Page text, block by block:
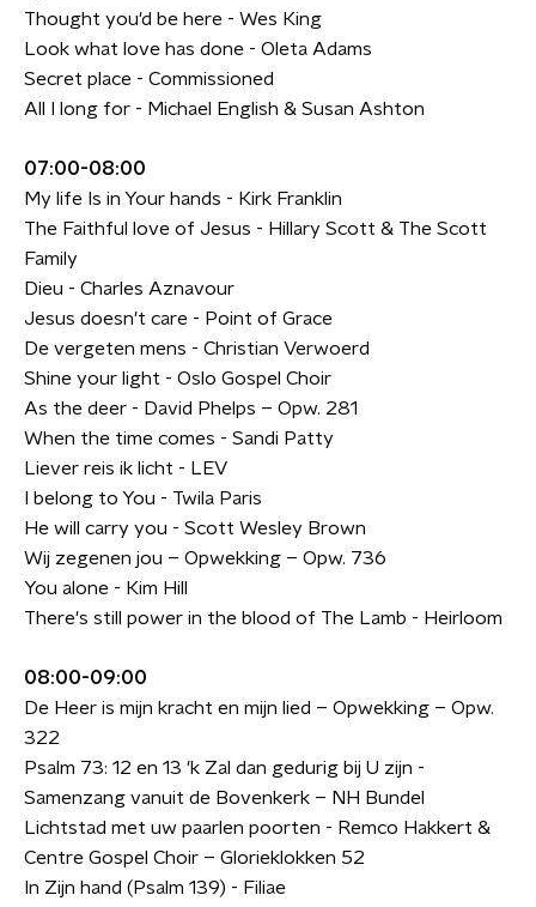
Thought you'd be here - Wes King
Look what love has done - Oleta Adams
Secret place - Commissioned
All I long for - Michael English & Susan Ashton
07:00-08:00
My life Is in Your hands - Kirk Franklin
The Faithful love of Jesus - Hillary Scott & The Scott
Family
Dieu - Charles Aznavour
Jesus doesn't care - Point of Grace
De vergeten mens - Christian Verwoerd
Shine your light - Oslo Gospel Choir
As the deer - David Phelps – Opw. 281
When the time comes - Sandi Patty
Liever reis ik licht - LEV
I belong to You - Twila Paris
He will carry you - Scott Wesley Brown
Wij zegenen jou – Opwekking – Opw. 736
You alone - Kim Hill
There's still power in the blood of The Lamb - Heirloom
08:00-09:00
De Heer is mijn kracht en mijn lied – Opwekking – Opw.
322
Psalm 73: 12 en 13 'k Zal dan gedurig bij U zijn -
Samenzang vanuit de Bovenkerk – NH Bundel
Lichtstad met uw paarlen poorten - Remco Hakkert &
Centre Gospel Choir – Glorieklokken 52
In Zijn hand (Psalm 139) - Filiae